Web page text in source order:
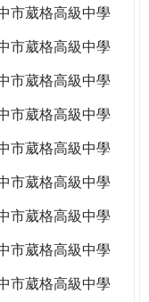
市葳格高級中學
市葳格高級中學
市葳格高級中學
市葳格高級中學
市葳格高級中學
市葳格高級中學
市葳格高級中學
市葳格高級中學
市葳格高級中學